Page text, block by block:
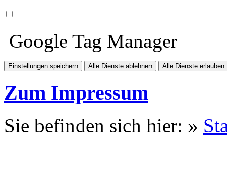
Google Tag Manager
Einstellungen speichern Alle Dienste ablehnen Alle Dienste erlauben
Zum Impressum
Sie befinden sich hier: »